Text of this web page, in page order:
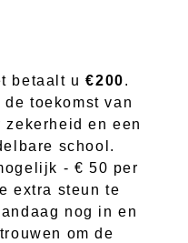
betaalt u€200.
toekomst van
zekerheid en een
school.
- € 50 per
extra steun te
nog in en
om de